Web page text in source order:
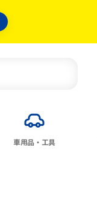
車用品・工具